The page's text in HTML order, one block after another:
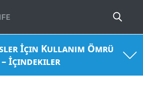
İçin Kullanım Ömrü
İçindekiler